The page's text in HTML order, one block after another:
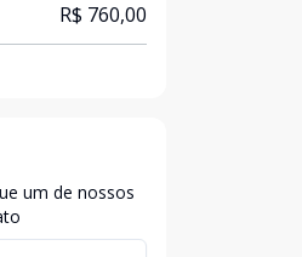
R$ 760,00
um de nossos